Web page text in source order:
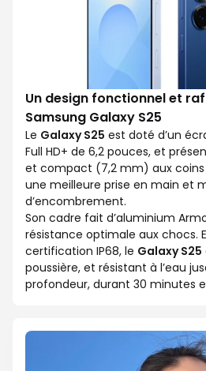
Un design fonctionnel et
Samsung Galaxy S25
Le Galaxy S25 est doté d’un
Full HD+ de 6,2 pouces, et
et compact (7,2 mm) aux
une meilleure prise en main et
d’encombrement.
Son cadre fait d’aluminium
résistance optimale aux chocs.
certification IP68, le Galaxy S25
poussière, et résistant à l’eau
profondeur, durant 30 minutes